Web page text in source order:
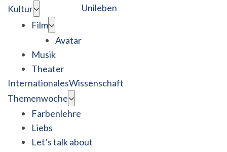
Kultur
Film
Avatar
Musik
Theater
Unileben
InternationalesWissenschaft
Themenwoche
Farbenlehre
Liebs
Let’s talk about